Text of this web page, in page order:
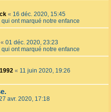
« 16 déc. 2020, 15:45
ont marqué notre enfance
« 01 déc. 2020, 23:23
ont marqué notre enfance
« 11 juin 2020, 19:26
avr. 2020, 17:18